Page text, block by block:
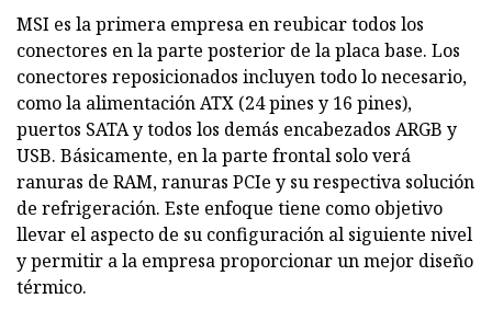
MSI es la primera empresa en reubicar todos los
conectores en la parte posterior de la placa base. Los
conectores reposicionados incluyen todo lo necesario,
como la alimentación ATX (24 pines y 16 pines),
puertos SATA y todos los demás encabezados ARGB y
USB. Básicamente, en la parte frontal solo verá
ranuras de RAM, ranuras PCIe y su respectiva solución
de refrigeración. Este enfoque tiene como objetivo
llevar el aspecto de su configuración al siguiente nivel
y permitir a la empresa proporcionar un mejor diseño
térmico.